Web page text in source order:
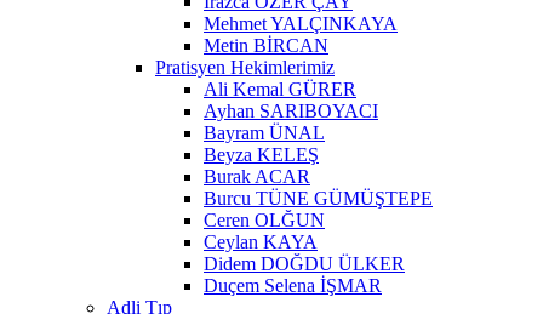
Mehmet YALÇINKAYA
Metin BİRCAN
Pratisyen Hekimlerimiz
Ali Kemal GÜRER
Ayhan SARIBOYACI
Bayram ÜNAL
Beyza KELEŞ
Burak ACAR
Burcu TÜNE GÜMÜŞTEPE
Ceren OLĞUN
Ceylan KAYA
Didem DOĞDU ÜLKER
Duçem Selena İŞMAR
Adli Tıp